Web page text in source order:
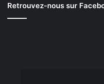
Retrouvez-nous sur